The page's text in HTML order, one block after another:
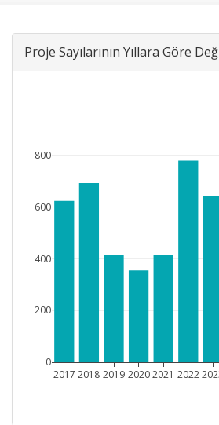
Proje Sayılarının Yıllara Göre
2017 2018 2019 2020 2021 2022
0
200
400
600
800